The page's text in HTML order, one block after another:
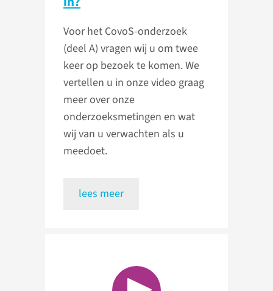
Voor het CovoS-onderzoek
(deel A) vragen wij u om twee
keer op bezoek te komen. We
vertellen u in onze video graag
meer over onze
onderzoeksmetingen en wat
wij van u verwachten als u
meedoet.
lees meer